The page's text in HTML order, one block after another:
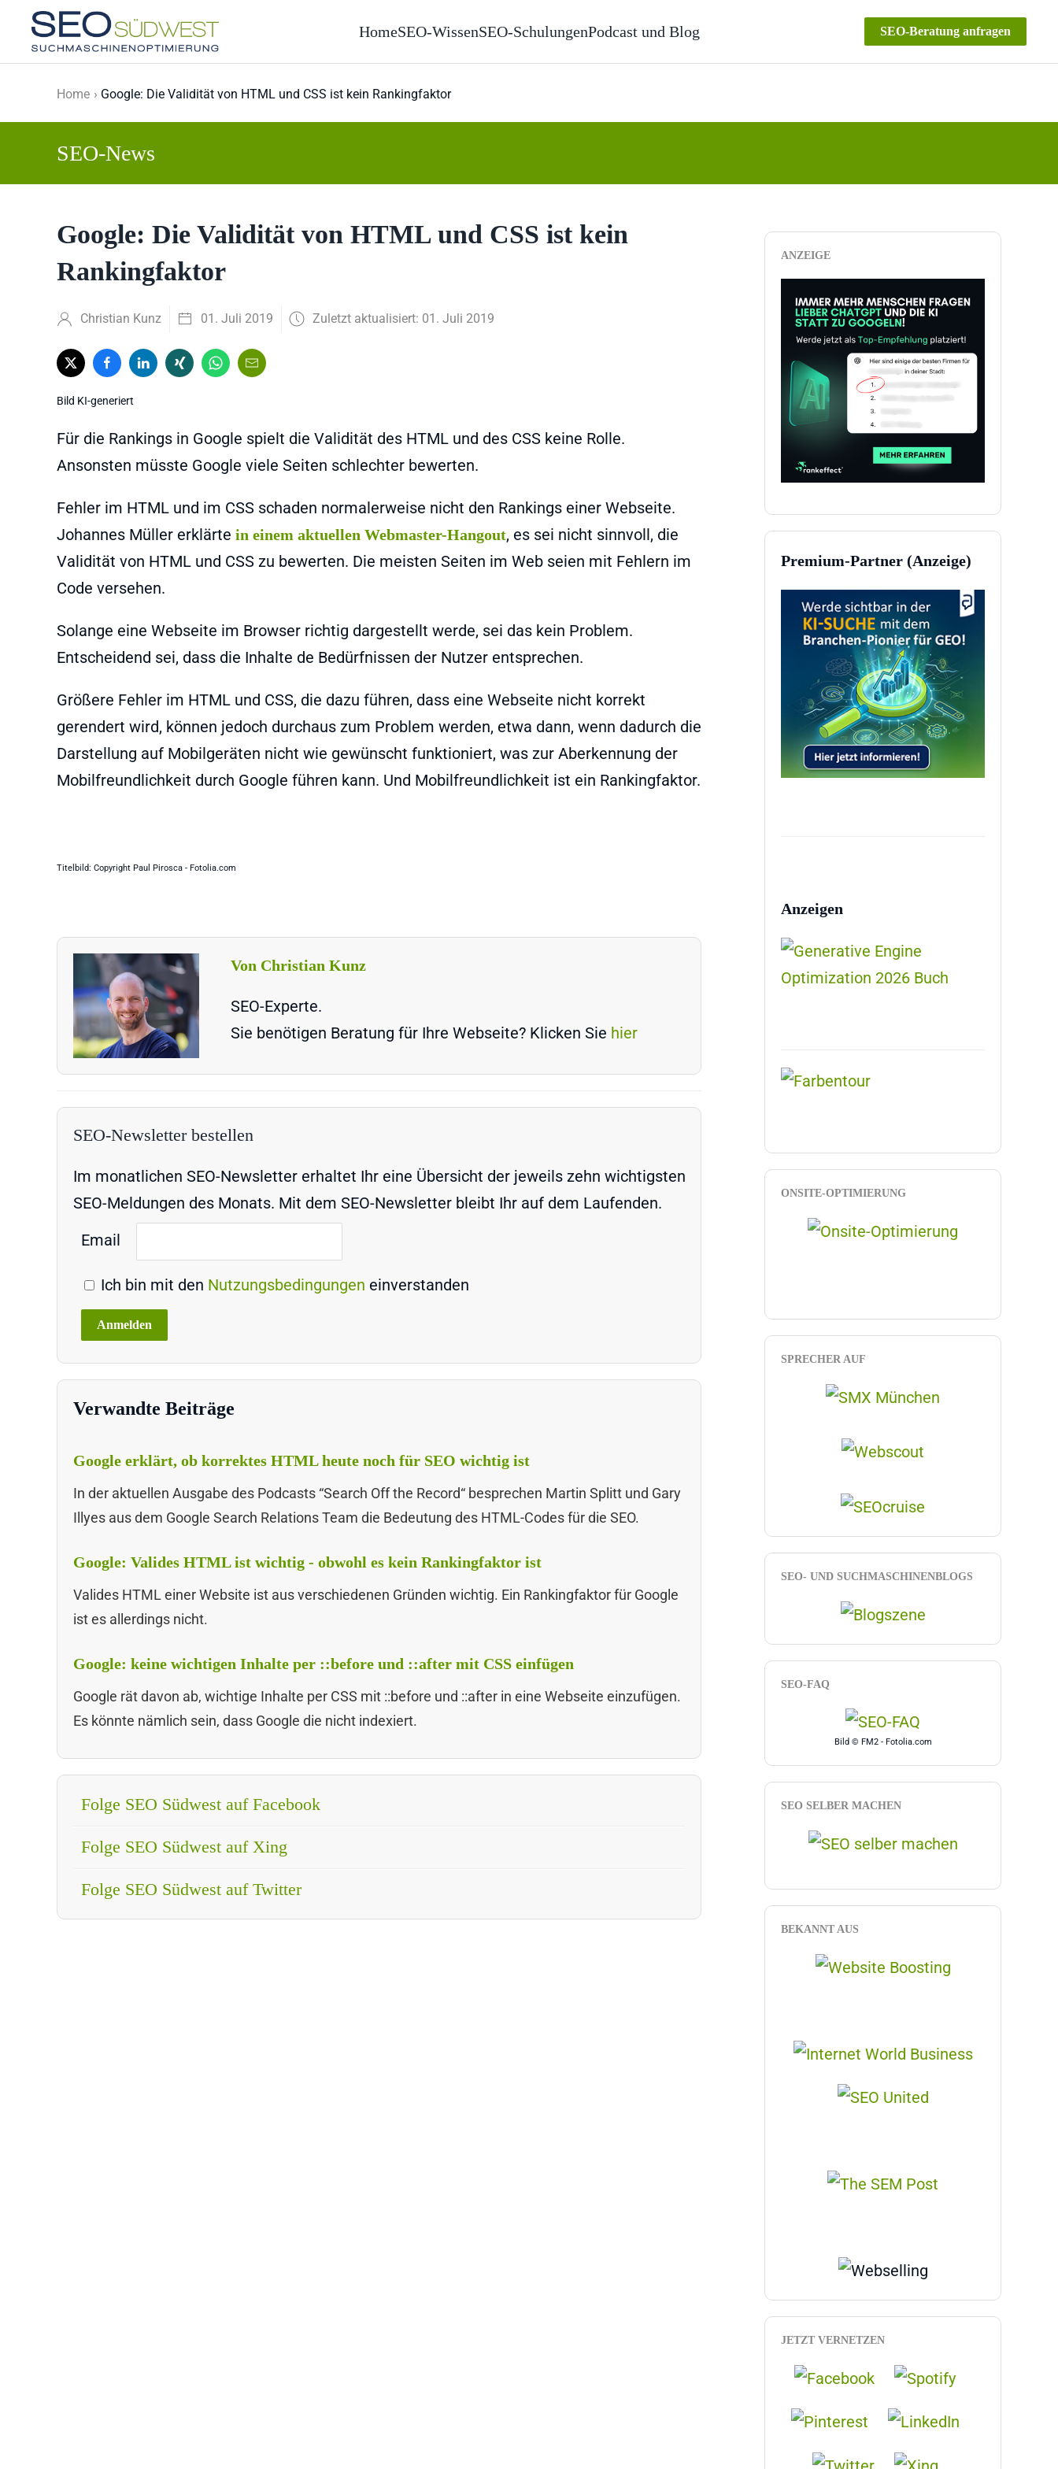
Skip to main content
HomeSEO-WissenSEO-SchulungenPodcast und Blog SEO-Beratung anfragen
Home Google: Die Validität von HTML und CSS ist kein Rankingfaktor
SEO-News
Google: Die Validität von HTML und CSS ist kein
Rankingfaktor
Christian Kunz 01. Juli 2019 Zuletzt aktualisiert: 01. Juli 2019
Bild KI-generiert
Für die Rankings in Google spielt die Validität des HTML und des CSS keine Rolle.
Ansonsten müsste Google viele Seiten schlechter bewerten.
Fehler im HTML und im CSS schaden normalerweise nicht den Rankings einer Webseite.
Johannes Müller erklärte in einem aktuellen Webmaster-Hangout, es sei nicht sinnvoll, die
Validität von HTML und CSS zu bewerten. Die meisten Seiten im Web seien mit Fehlern im
Code versehen.
Solange eine Webseite im Browser richtig dargestellt werde, sei das kein Problem.
Entscheidend sei, dass die Inhalte de Bedürfnissen der Nutzer entsprechen.
Größere Fehler im HTML und CSS, die dazu führen, dass eine Webseite nicht korrekt
gerendert wird, können jedoch durchaus zum Problem werden, etwa dann, wenn dadurch die
Darstellung auf Mobilgeräten nicht wie gewünscht funktioniert, was zur Aberkennung der
Mobilfreundlichkeit durch Google führen kann. Und Mobilfreundlichkeit ist ein Rankingfaktor.
Titelbild: Copyright Paul Pirosca - Fotolia.com
Von Christian Kunz
SEO-Experte.
Sie benötigen Beratung für Ihre Webseite? Klicken Sie hier
SEO-Newsletter bestellen
Im monatlichen SEO-Newsletter erhaltet Ihr eine Übersicht der jeweils zehn wichtigsten
SEO-Meldungen des Monats. Mit dem SEO-Newsletter bleibt Ihr auf dem Laufenden.
Email
Ich bin mit den Nutzungsbedingungen einverstanden
Verwandte Beiträge
Google erklärt, ob korrektes HTML heute noch für SEO wichtig ist
In der aktuellen Ausgabe des Podcasts “Search Off the Record“ besprechen Martin Splitt und Gary
Illyes aus dem Google Search Relations Team die Bedeutung des HTML-Codes für die SEO.
Google: Valides HTML ist wichtig - obwohl es kein Rankingfaktor ist
Valides HTML einer Website ist aus verschiedenen Gründen wichtig. Ein Rankingfaktor für Google
ist es allerdings nicht.
Google: keine wichtigen Inhalte per ::before und ::after mit CSS einfügen
Google rät davon ab, wichtige Inhalte per CSS mit ::before und ::after in eine Webseite einzufügen.
Es könnte nämlich sein, dass Google die nicht indexiert.
Folge SEO Südwest auf Facebook
Folge SEO Südwest auf Xing
Folge SEO Südwest auf Twitter
ANZEIGE
Premium-Partner (Anzeige)
Anzeigen
ONSITE-OPTIMIERUNG
SPRECHER AUF
SEO- UND SUCHMASCHINENBLOGS
SEO-FAQ
Bild © FM2 - Fotolia.com
SEO SELBER MACHEN
BEKANNT AUS
JETZT VERNETZEN